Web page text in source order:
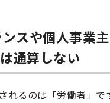
スや個人事業
通算しない
れるのは「労働者」で